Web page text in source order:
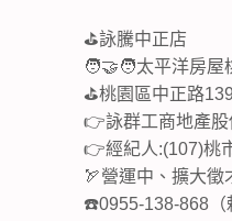
⛳詠騰中正店
🧑‍🤝‍🧑太平洋房屋
⛳桃園區中正路
👉詠群工商地產股
👉經紀人:(107)桃
🏹營運中、擴大徵
☎️0955-138-868（